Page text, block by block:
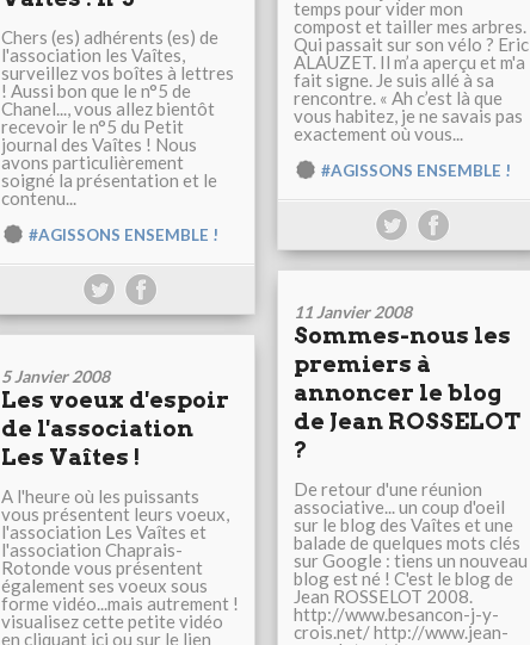
temps pour vider mon
compost et tailler mes arbres.
Qui passait sur son vélo ? Eric
ALAUZET. Il m’a aperçu et m'a
fait signe. Je suis allé à sa
rencontre. « Ah c’est là que
vous habitez, je ne savais pas
exactement où vous...
#AGISSONS ENSEMBLE !
Chers (es) adhérents (es) de
l'association les Vaîtes,
surveillez vos boîtes à lettres
! Aussi bon que le n°5 de
Chanel..., vous allez bientôt
recevoir le n°5 du Petit
journal des Vaîtes ! Nous
avons particulièrement
soigné la présentation et le
contenu...
#AGISSONS ENSEMBLE !
11 Janvier 2008
Sommes-nous les
premiers à
annoncer le blog
de Jean ROSSELOT
?
De retour d'une réunion
associative... un coup d'oeil
sur le blog des Vaîtes et une
balade de quelques mots clés
sur Google : tiens un nouveau
blog est né ! C'est le blog de
Jean ROSSELOT 2008.
http://www.besancon-j-y-
crois.net/ http://www.jean-
5 Janvier 2008
Les voeux d'espoir
de l'association
Les Vaîtes !
A l'heure où les puissants
vous présentent leurs voeux,
l'association Les Vaîtes et
l'association Chaprais-
Rotonde vous présentent
également ses voeux sous
forme vidéo...mais autrement !
visualisez cette petite vidéo
en cliquant ici ou sur le lien